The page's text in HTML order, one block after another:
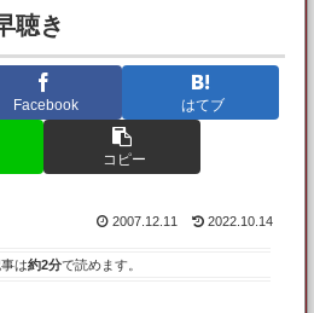
聴き
Facebook はてブ
コピー
2007.12.11 2022.10.14
は約2分で読めます。